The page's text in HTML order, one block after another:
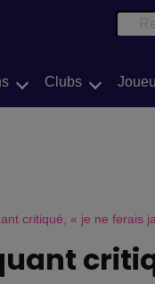
Search
Clubs
critiqué, « je ne ferais